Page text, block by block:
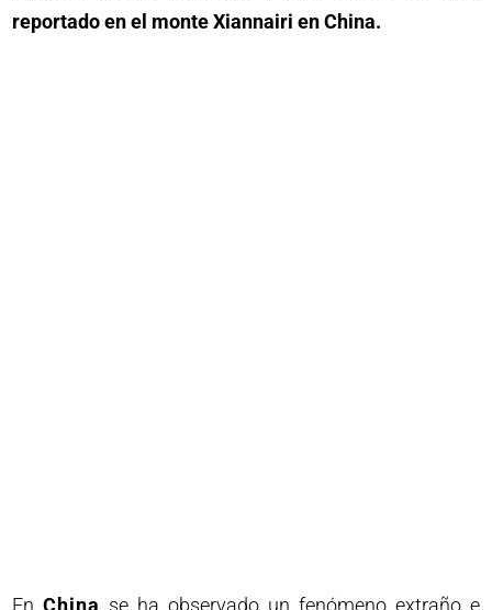
reportado en el monte Xiannairi en China.
EnChina se ha observado un fenómeno extraño e